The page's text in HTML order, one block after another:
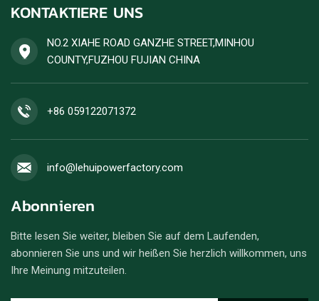
KONTAKTIERE UNS
NO.2 XIAHE ROAD GANZHE STREET,MINHOU
COUNTY,FUZHOU FUJIAN CHINA
+86 059122071372
info@lehuipowerfactory.com
Abonnieren
Bitte lesen Sie weiter, bleiben Sie auf dem Laufenden,
abonnieren Sie uns und wir heißen Sie herzlich willkommen, uns
Ihre Meinung mitzuteilen.